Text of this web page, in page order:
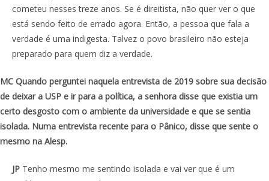
cometeu nesses treze anos. Se é direitista, não quer ver o que
está sendo feito de errado agora. Então, a pessoa que fala a
verdade é uma indigesta. Talvez o povo brasileiro não esteja
preparado para quem diz a verdade.
MC Quando perguntei naquela entrevista de 2019 sobre sua decisão
de deixar a USP e ir para a política, a senhora disse que existia um
certo desgosto com o ambiente da universidade e que se sentia
isolada. Numa entrevista recente para o Pânico, disse que sente o
mesmo na Alesp.
JP Tenho mesmo me sentindo isolada e vai ver que é um